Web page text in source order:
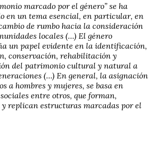
marcado por el género” se ha
en un tema esencial, en particular, en
de rumbo hacia la consideración
locales (…) El género
un papel evidente en la identificación,
conservación, rehabilitación y
del patrimonio cultural y natural a
(…) En general, la asignación
a hombres y mujeres, se basa en
entre otros, que forman,
y replican estructuras marcadas por el